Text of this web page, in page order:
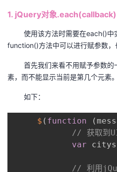
1. jQuery对象.each(callback)
使用该方法时需要在each()
function()方法中可以进行赋参数，
首先我们来看不用赋予参数
素，而不能显示当前是第几个元素。
如下：
$ ( function (
// 获取到
var citys
// 利用